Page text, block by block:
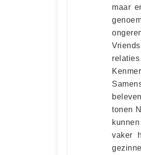
maar
tonen
vaker